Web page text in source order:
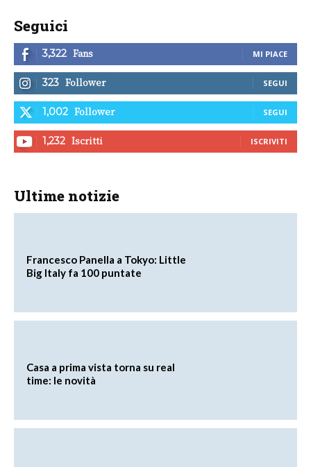
Seguici
3,322 Fans MI PIACE
323 Follower SEGUI
1,002 Follower SEGUI
1,232 Iscritti ISCRIVITI
Ultime notizie
Francesco Panella a Tokyo: Little
Big Italy fa 100 puntate
Casa a prima vista torna su real
time: le novità